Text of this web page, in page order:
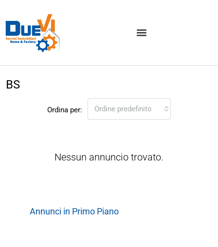
BS
Ordina per: Ordine predefinito
Nessun annuncio trovato.
Annunci in Primo Piano